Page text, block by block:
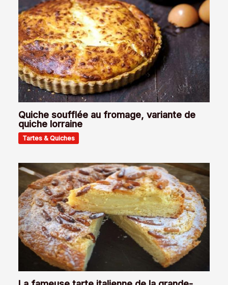
Quiche soufflée au fromage, variante de
quiche lorraine
Tartes & Quiches